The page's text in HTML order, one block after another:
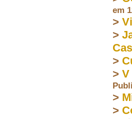
em
>
>
>
> V
>
>